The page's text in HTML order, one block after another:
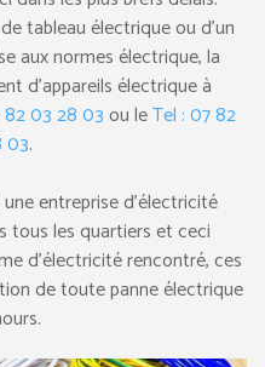
tableau électrique ou d’un
aux normes électrique, la
d’appareils électrique à
82 03 28 03ou leTel : 07 82
03.
entreprise d’électricité
tous les quartiers et ceci
d’électricité rencontré, ces
de toute panne électrique